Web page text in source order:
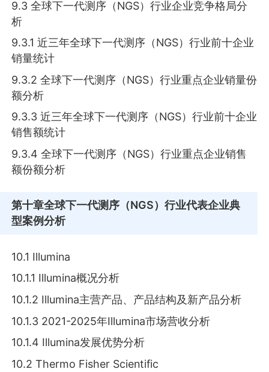
9.3 全球下一代测序（NGS）行业企业竞争格局分
析
9.3.1 近三年全球下一代测序（NGS）行业前十企业
销量统计
9.3.2 全球下一代测序（NGS）行业重点企业销量份
额分析
9.3.3 近三年全球下一代测序（NGS）行业前十企业
销售额统计
9.3.4 全球下一代测序（NGS）行业重点企业销售
额份额分析
第十章全球下一代测序（NGS）行业代表企业典
型案例分析
10.1 Illumina
10.1.1 Illumina概况分析
10.1.2 Illumina主营产品、产品结构及新产品分析
10.1.3 2021-2025年Illumina市场营收分析
10.1.4 Illumina发展优势分析
10.2 Thermo Fisher Scientific